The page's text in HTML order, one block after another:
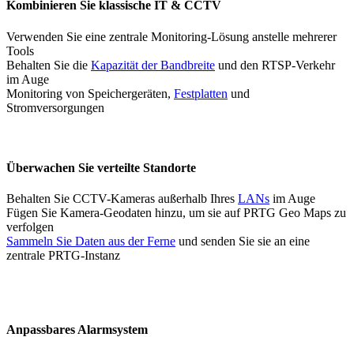
Kombinieren Sie klassische IT & CCTV
Verwenden Sie eine zentrale Monitoring-Lösung anstelle mehrerer
Tools
Behalten Sie die Kapazität der Bandbreite und den RTSP-Verkehr
im Auge
Monitoring von Speichergeräten, Festplatten und
Stromversorgungen
Überwachen Sie verteilte Standorte
Behalten Sie CCTV-Kameras außerhalb Ihres LANs im Auge
Fügen Sie Kamera-Geodaten hinzu, um sie auf PRTG Geo Maps zu
verfolgen
Sammeln Sie Daten aus der Ferne und senden Sie sie an eine
zentrale PRTG-Instanz
Anpassbares Alarmsystem